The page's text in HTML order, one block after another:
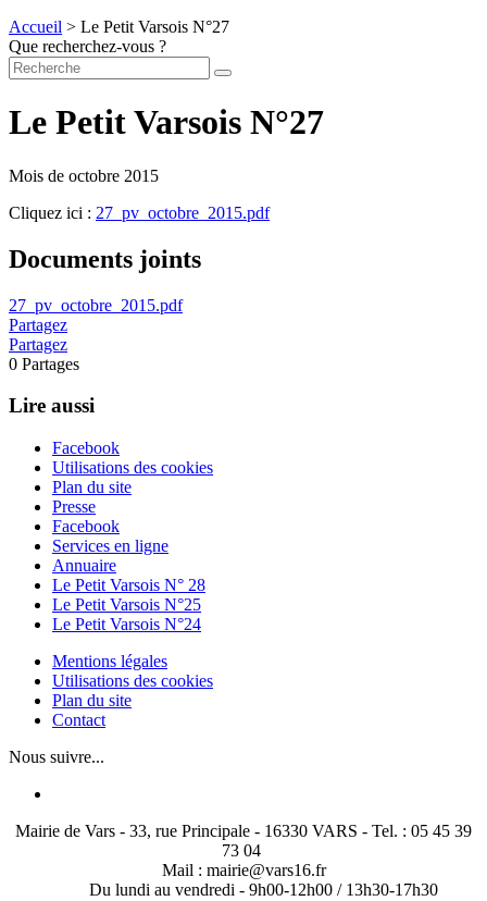
Accueil > Le Petit Varsois N°27
Que recherchez-vous ?
Le Petit Varsois N°27
Mois de octobre 2015
Cliquez ici : 27_pv_octobre_2015.pdf
Documents joints
27_pv_octobre_2015.pdf
Partagez
Partagez
0 Partages
Lire aussi
Facebook
Utilisations des cookies
Plan du site
Presse
Facebook
Services en ligne
Annuaire
Le Petit Varsois N° 28
Le Petit Varsois N°25
Le Petit Varsois N°24
Mentions légales
Utilisations des cookies
Plan du site
Contact
Nous suivre...
Mairie de Vars - 33, rue Principale - 16330 VARS - Tel. : 05 45 39
73 04
Mail : mairie@vars16.fr
Du lundi au vendredi - 9h00-12h00 / 13h30-17h30